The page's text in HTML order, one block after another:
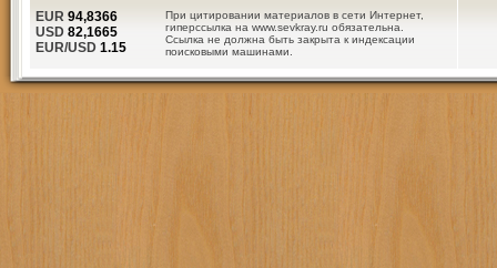
При цитировании материалов в сети Интернет,
гиперссылка на www.sevkray.ru обязательна.
Ссылка не должна быть закрыта к индексации
поисковыми машинами.
EUR 94,8366
USD 82,1665
EUR/USD 1.15